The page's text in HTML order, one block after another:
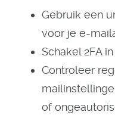
Gebruik een
voor je e-
Schakel 2FA
Controleer
of